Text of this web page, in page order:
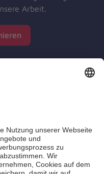
Arbeit.
Unfall-Hilfe e.V.
Spendenzertifikat
e.V.